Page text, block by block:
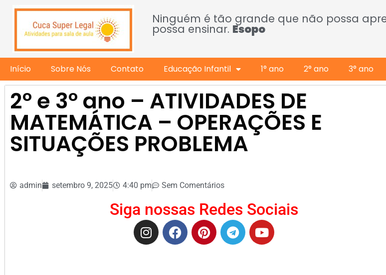
Ninguém é tão grande que não possa
possa ensinar. Esopo
Início Sobre Nós Contato Educação Infantil 1° ano 2° ano 3° ano
2º e 3º ano – ATIVIDADES DE
MATEMÁTICA – OPERAÇÕES E
SITUAÇÕES PROBLEMA
admin setembro 9, 2025 4:40 pm Sem Comentários
Siga nossas Redes Sociais